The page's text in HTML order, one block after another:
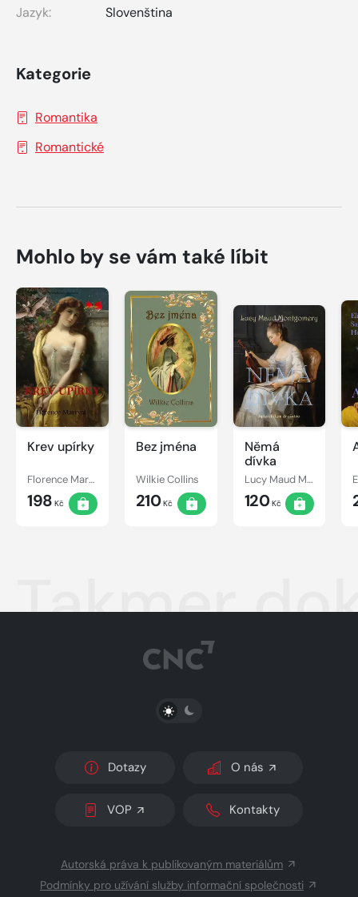
Jazyk:
Slovenština
Kategorie
Romantika
Romantické
Mohlo by se vám také líbit
Krev upírky
Florence Marryat
198 Kč
Bez jména
Wilkie Collins
210Kč
Němá
dívka
Lucy Maud Montgomery
120Kč
Takmer
PŘEPNOUT SVĚTLÝ/TMAVÝ REŽIM
Dotazy O nás
VOP Kontakty
Autorská práva k publikovaným materiálům
Podmínky pro užívání služby informační společnosti